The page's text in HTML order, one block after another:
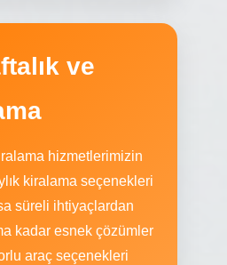
ve
hizmetlerimizin
kiralama seçenekleri
süreli ihtiyaçlardan
kadar esnek çözümler
araç seçenekleri